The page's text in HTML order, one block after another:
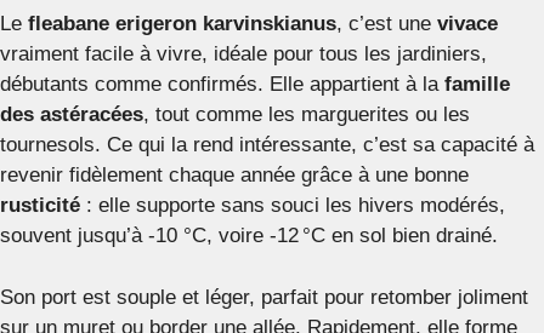
Le fleabane erigeron karvinskianus, c’est une vivace
vraiment facile à vivre, idéale pour tous les jardiniers,
débutants comme confirmés. Elle appartient à la famille
des astéracées, tout comme les marguerites ou les
tournesols. Ce qui la rend intéressante, c’est sa capacité à
revenir fidèlement chaque année grâce à une bonne
rusticité : elle supporte sans souci les hivers modérés,
souvent jusqu’à -10 °C, voire -12 °C en sol bien drainé.
Son port est souple et léger, parfait pour retomber joliment
sur un muret ou border une allée. Rapidement, elle forme